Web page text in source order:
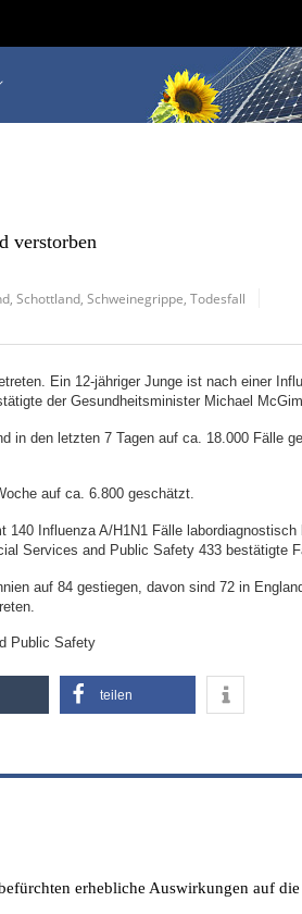
verstorben
,Schottland ,Schweinegrippe ,Todesfall
Ein 12-jähriger Junge ist nach einer
der Gesundheitsminister Michael
in den letzten 7 Tagen auf ca. 18.000 Fälle
auf ca. 6.800 geschätzt.
140 Influenza A/H1N1 Fälle labordiagnostisch
Services and Public Safety 433 bestätigte
auf 84 gestiegen, davon sind 72 in
Public Safety
teilen
erhebliche Auswirkungen auf die